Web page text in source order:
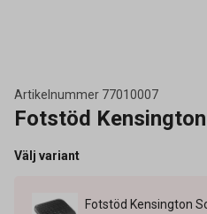
Artikelnummer 77010007
Fotstöd
Välj variant
Fotstöd Kensington